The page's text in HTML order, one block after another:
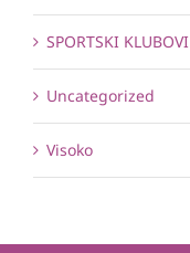
SPORTSKI KLUBOVI
Uncategorized
Visoko